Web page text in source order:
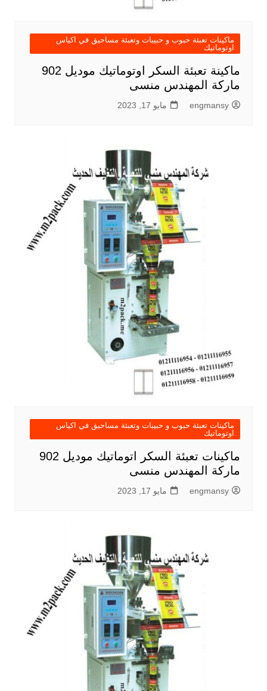
ماكينات تعبئة حبوب و حبيبات وتعبئة مساحيق في اكياس
اوتوماتيك
ماكينة تعبئة السكر اوتوماتيك موديل 902
ماركة المهندس منسى
engmansy مايو 17, 2023
ماكينات تعبئة حبوب و حبيبات وتعبئة مساحيق في اكياس
اوتوماتيك
ماكينات تعبئة السكر اتوماتيك موديل 902
ماركة المهندس منسى
engmansy مايو 17, 2023